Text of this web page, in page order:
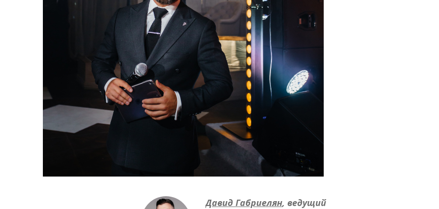
Давид Габриелян, ведущий